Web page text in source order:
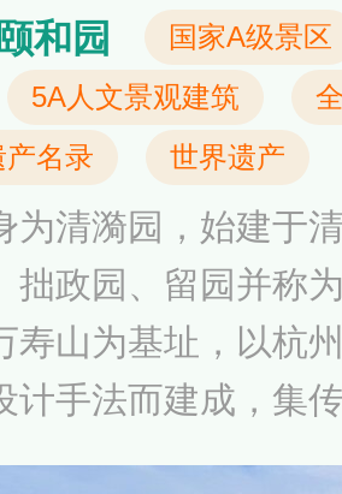
和园
国家A级景区
5A人文景观建筑
产名录
世界遗产
为清漪园，始建于
拙政园、留园并称
寿山为基址，以杭
计手法而建成，集
山水环境，既有